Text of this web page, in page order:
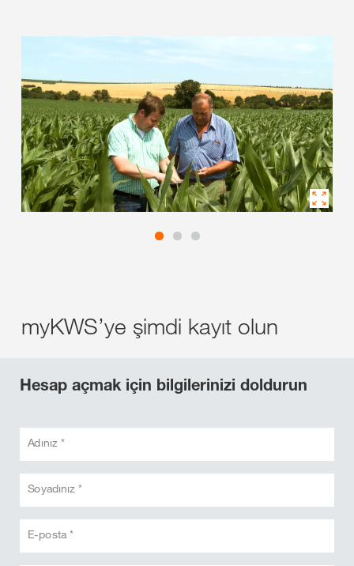
myKWS’ye şimdi kayıt olun
Hesap açmak için bilgilerinizi doldurun
Adınız *
Soyadınız *
E-posta *